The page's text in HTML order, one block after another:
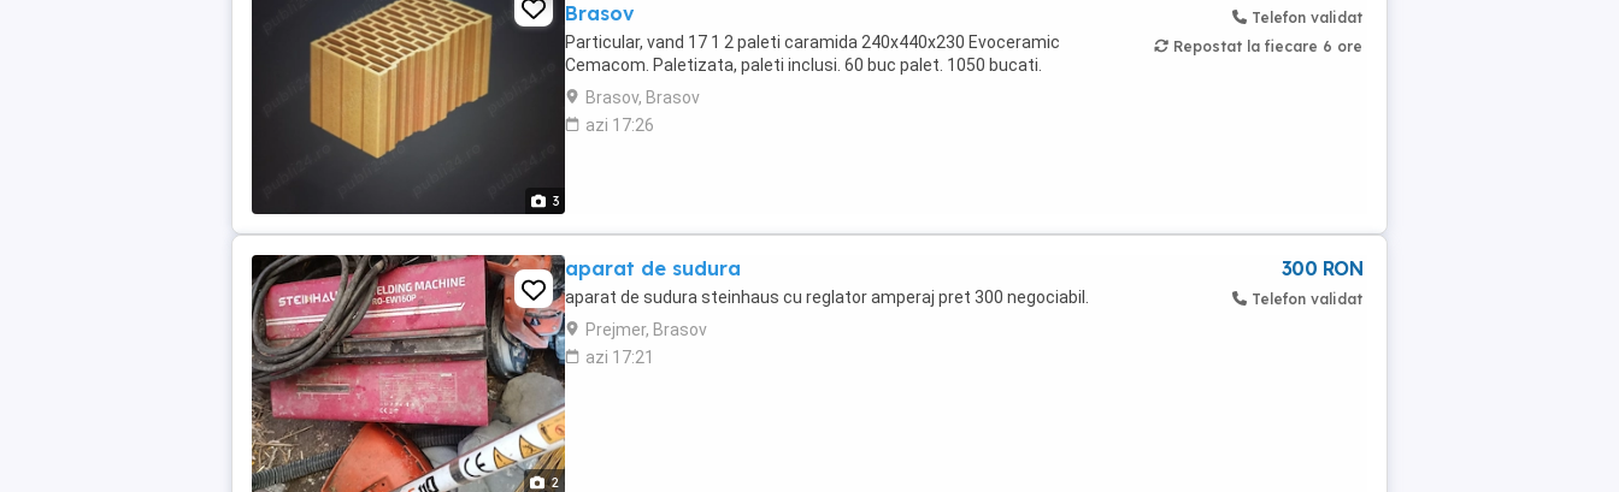
3
Brasov
Particular, vand 17 1 2 paleti caramida 240x440x230 Evoceramic
Cemacom. Paletizata, paleti inclusi. 60 buc palet. 1050 bucati.
Brasov, Brasov
azi 17:26
Telefon validat
Repostat la fiecare 6 ore
2
aparat de sudura
aparat de sudura steinhaus cu reglator amperaj pret 300 negociabil.
Prejmer, Brasov
azi 17:21
300 RON
Telefon validat